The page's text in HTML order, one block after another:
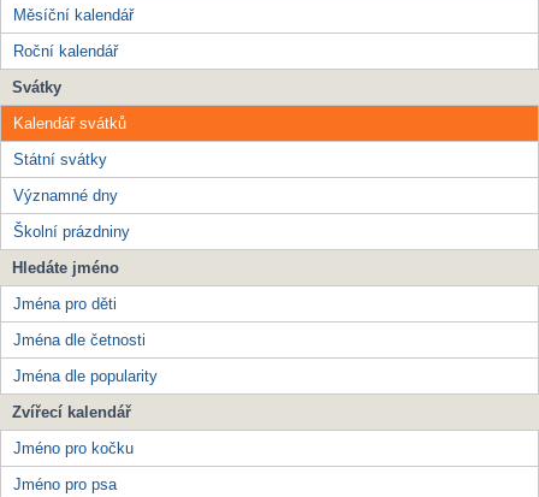
Měsíční kalendář
Roční kalendář
Svátky
Kalendář svátků
Státní svátky
Významné dny
Školní prázdniny
Hledáte jméno
Jména pro děti
Jména dle četnosti
Jména dle popularity
Zvířecí kalendář
Jméno pro kočku
Jméno pro psa